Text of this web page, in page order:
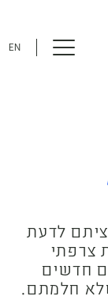
EN
לדעת
צרפתי
חדשים
חלמתם.